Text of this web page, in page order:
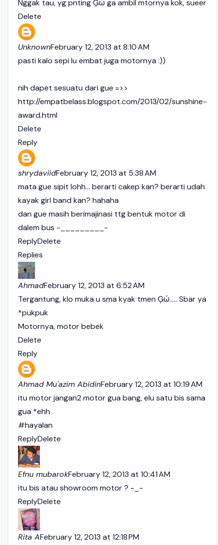
Nggak tau, yg pnting Ģώ ga ambil mtornya kok, sueer
Delete
UnknownFebruary 12, 2013 at 8:10 AM
pasti kalo sepi lu embat juga motornya :))
nih dapet sesuatu dari gue =>>
http://empatbelass.blogspot.com/2013/02/sunshine-
award.html
Delete
Reply
shrydaviidFebruary 12, 2013 at 5:38 AM
mata gue sipit lohh... berarti cakep kan? berarti udah
kayak girl band kan? hahaha
dan gue masih berimajinasi ttg bentuk motor di
dalem bus -_________-
ReplyDelete
Replies
AhmadFebruary 12, 2013 at 6:52 AM
Tergantung, klo muka u sma kyak tmen Ģώ..... Sbar ya
*pukpuk
Motornya, motor bebek
Delete
Reply
Ahmad Mu'azim AbidinFebruary 12, 2013 at 10:19 AM
itu motor jangan2 motor gua bang, elu satu bis sama
gua *ehh
#hayalan
ReplyDelete
Efnu mubarokFebruary 12, 2013 at 10:41 AM
itu bis atau showroom motor ? -_-
ReplyDelete
Rita AFebruary 12, 2013 at 12:18 PM